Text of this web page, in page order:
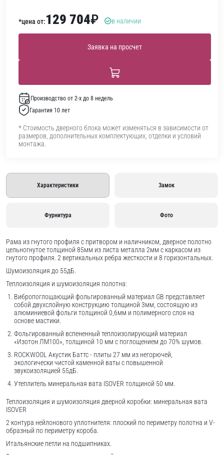
*цена от:129 704₽ в наличии
Заявка на просчет
Производство от 2-х до 8 недель
Гарантия 10 лет
* Стоимость дверного блока может изменяться в зависимости от
размеров, дополнительных комплектующих, отделки и условий
монтажа.
Характеристики Замок
Фурнитура Фото
Рама из гнутого профиля с притвором и наличником, дверное полотно
цельногнутое толщиной 85мм из листа металла 2мм c каркасом из
гнутого профиля. 2 вертикальных ребра жесткости и 8 горизонтальных.
Шумоизоляция до 55дБ.
Теплоизоляция и шумоизоляция полотна:
Вибропоглощающий фольгированный материал GB представляет
собой двухслойную конструкцию толщиной 3мм, состоящую из
алюминиевой фольги толщиной 0,6мм и полимерного слоя на
основе мастики.
Фольгированный вспененный теплоизолирующий материал
«Изотон ЛМ100», толщиной 10 мм с поглощением до 70% шумов.
ROCKWOOL Акустик Баттс - плиты 27 мм из негорючей,
экологически чистой каменной ваты с повышенной
звукоизоляцией 55дБ.
Утеплитель минеральная вата ISOVER толщиной 50 мм.
Теплоизоляция и шумоизоляция дверной коробки: минеральная вата
ISOVER
2 контура нейлонового уплотнителя: плоский по периметру полотна и V-
образный по периметру короба.
Итальянские петли на подшипниках.